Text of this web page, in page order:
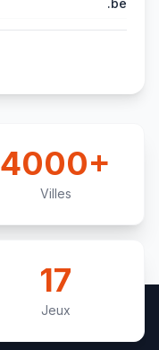
.be
4000+
Villes
17
Jeux